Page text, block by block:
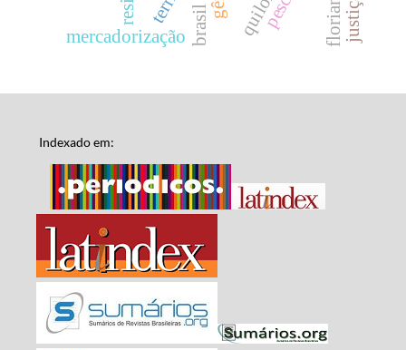
mercadorização brasil
Indexado em: